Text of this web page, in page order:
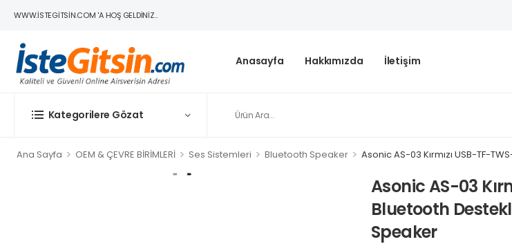
WWW.ISTEGITSIN.COM 'A HOŞ GELDINIZ..
Anasayfa Hakkımızda İletişim
Kategorilere Gözat
Ana Sayfa > OEM & ÇEVRE BİRİMLERİ > Ses Sistemleri > Bluetooth Speaker > Asonic AS-03 Kırmızı USB-TF-
Asonic AS-03
Bluetooth
Speaker